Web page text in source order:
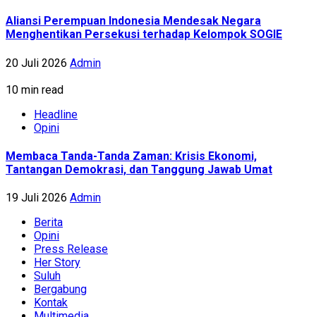
Aliansi Perempuan Indonesia Mendesak Negara
Menghentikan Persekusi terhadap Kelompok SOGIE
20 Juli 2026 Admin
10 min read
Headline
Opini
Membaca Tanda-Tanda Zaman: Krisis Ekonomi,
Tantangan Demokrasi, dan Tanggung Jawab Umat
19 Juli 2026 Admin
Berita
Opini
Press Release
Her Story
Suluh
Bergabung
Kontak